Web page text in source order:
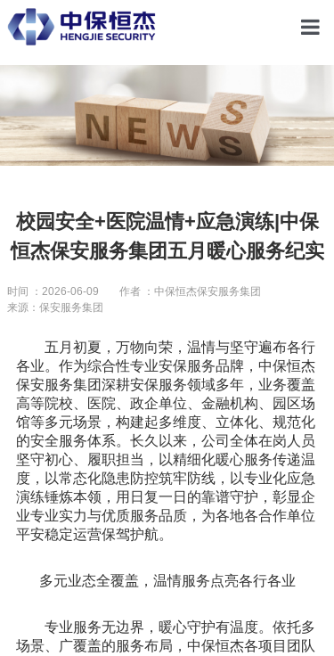
关
解
校园安全+医院温情+应急演练|中保
恒杰保安服务集团五月暖心服务纪实
时间 ：2026-06-09
作者 ：中保恒杰保安服务集团
来源：保安服务集团
五月初夏，万物向荣，温情与坚守遍布各行
各业。作为综合性专业安保服务品牌，中保恒杰
保安服务集团深耕安保服务领域多年，业务覆盖
高等院校、医院、政企单位、金融机构、园区场
馆等多元场景，构建起多维度、立体化、规范化
的安全服务体系。长久以来，公司全体在岗人员
坚守初心、履职担当，以精细化暖心服务传递温
度，以常态化隐患防控筑牢防线，以专业化应急
演练锤炼本领，用日复一日的靠谱守护，彰显企
业专业实力与优质服务品质，为各地各合作单位
平安稳定运营保驾护航。
多元业态全覆盖，温情服务点亮各行各业
专业服务无边界，暖心守护有温度。依托多
场景、广覆盖的服务布局，中保恒杰各项目团队